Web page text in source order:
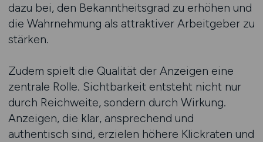
dazu bei, den Bekanntheitsgrad zu erhöhen und
die Wahrnehmung als attraktiver Arbeitgeber zu
stärken.
Zudem spielt die Qualität der Anzeigen eine
zentrale Rolle. Sichtbarkeit entsteht nicht nur
durch Reichweite, sondern durch Wirkung.
Anzeigen, die klar, ansprechend und
authentisch sind, erzielen höhere Klickraten und